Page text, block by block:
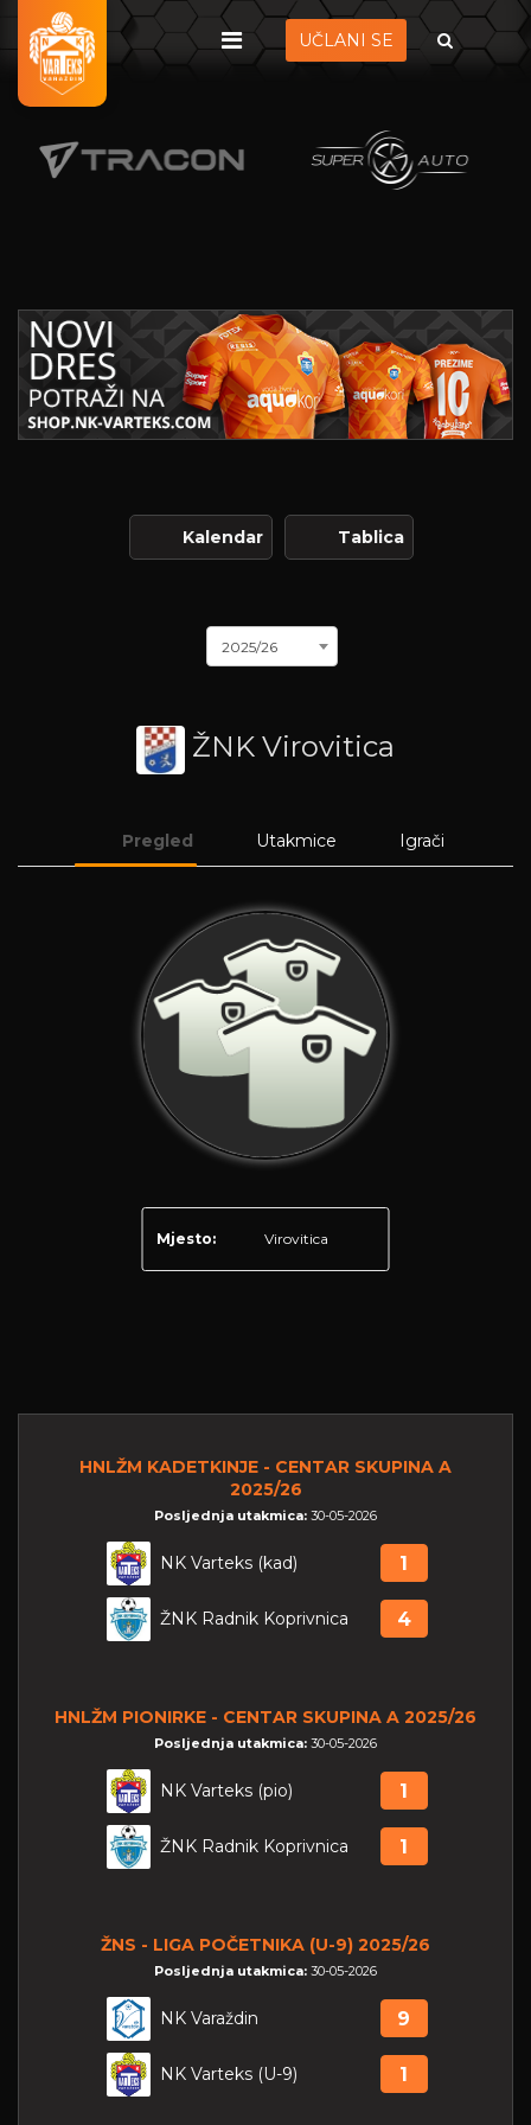
UČLANI SE
Kalendar Tablica
2025/26
ŽNK Virovitica
Pregled Utakmice Igrači
Mjesto: Virovitica
HNLŽM KADETKINJE - CENTAR SKUPINA A
2025/26
Posljednja utakmica: 30-05-2026
NK Varteks (kad) 1
ŽNK Radnik Koprivnica 4
HNLŽM PIONIRKE - CENTAR SKUPINA A 2025/26
Posljednja utakmica: 30-05-2026
NK Varteks (pio) 1
ŽNK Radnik Koprivnica 1
ŽNS - LIGA POČETNIKA (U-9) 2025/26
Posljednja utakmica: 30-05-2026
NK Varaždin 9
NK Varteks (U-9) 1